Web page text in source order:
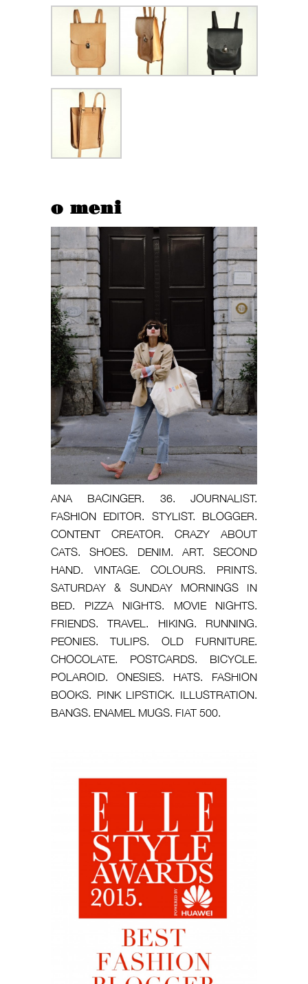
o meni
ANA BACINGER. 36. JOURNALIST.
FASHION EDITOR. STYLIST. BLOGGER.
CONTENT CREATOR. CRAZY ABOUT
CATS. SHOES. DENIM. ART. SECOND
HAND. VINTAGE. COLOURS. PRINTS.
SATURDAY & SUNDAY MORNINGS IN
BED. PIZZA NIGHTS. MOVIE NIGHTS.
FRIENDS. TRAVEL. HIKING. RUNNING.
PEONIES. TULIPS. OLD FURNITURE.
CHOCOLATE. POSTCARDS. BICYCLE.
POLAROID. ONESIES. HATS. FASHION
BOOKS. PINK LIPSTICK. ILLUSTRATION.
BANGS. ENAMEL MUGS. FIAT 500.